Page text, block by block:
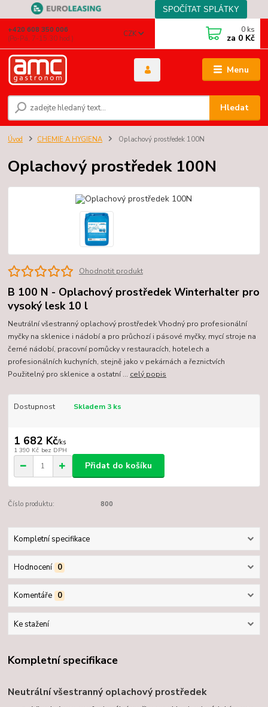
Menu
CZK
Hledat
+420 608 350 006
(Po-Pá, 7-15.30 hod.)
0 ks
za 0 Kč
Úvod CHEMIE A HYGIENA Oplachový prostředek 100N
Oplachový prostředek 100N
Ohodnotit produkt
B 100 N - Oplachový prostředek Winterhalter pro
vysoký lesk 10 l
Neutrální všestranný oplachový prostředek Vhodný pro profesionální
myčky na sklenice i nádobí a pro průchozí i pásové myčky, mycí stroje na
černé nádobí, pracovní pomůcky v restauracích, hotelech a
profesionálních kuchyních, stejně jako v pekárnách a řeznictvích
Použitelný pro sklenice a ostatní ... celý popis
Dostupnost Skladem 3 ks
1 682 Kč/ks
1 390 Kč bez DPH
Přidat do košíku
Číslo produktu: 800
Kompletní specifikace
Hodnocení 0
Komentáře 0
Ke stažení
Kompletní specifikace
Neutrální všestranný oplachový prostředek